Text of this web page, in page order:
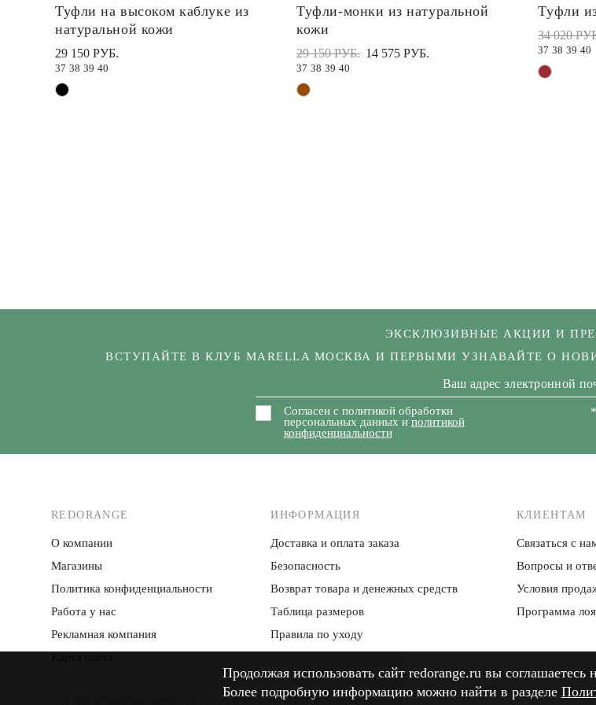
Туфли на высоком каблуке из
натуральной кожи
29 150 РУБ.
37 38 39 40
Туфли-монки из натуральной
кожи
29 150 РУБ. 14 575 РУБ.
37 38 39 40
Туфли
34 020
37 38 39 40
ЭКСКЛЮЗИВНЫЕ АКЦИИ И
ВСТУПАЙТЕ В КЛУБ MARELLA МОСКВА И ПЕРВЫМИ УЗНАВАЙТЕ О
Согласен с политикой обработки
персональных данных и политикой
конфиденциальности
REDORANGE
О компании
Магазины
Политика конфиденци­альности
Работа у нас
Рекламная компания
ИНФОРМАЦИЯ
Доставка и оплата заказа
Безопасность
Возврат товара и денежных средств
Таблица размеров
Правила по уходу
КЛИЕНТАМ
Связаться с
Вопросы и
Условия
Программа
Служба поддержки клиентов с 8:00 до 20:00
Продолжая использовать сайт redorange.ru вы
Более подробную информацию можно найти в разделе
Продолжая использовать сайт redorange.ru вы
Более подробную информацию можно найти в разделе